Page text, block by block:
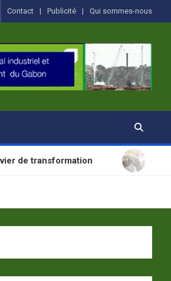
Contact Publicité Qui sommes-nous
SANTÉ : La